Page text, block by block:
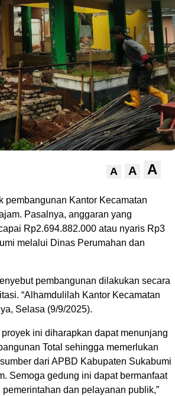
A A A
pembangunan Kantor Kecamatan
Pasalnya, anggaran yang
Rp2.694.882.000 atau nyaris Rp3
melalui Dinas Perumahan dan
pembangunan dilakukan secara
“Alhamdulilah Kantor Kecamatan
Selasa (9/9/2025).
ini diharapkan dapat menunjang
Total sehingga memerlukan
dari APBD Kabupaten Sukabumi
Semoga gedung ini dapat bermanfaat
dan pelayanan publik,”